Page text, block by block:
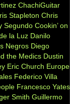
ChachiGuitar
Stapleton Chris
Segundo Cookin’ on
la Luz Danilo
Negros Diego
the Medics Dustin
Eric Church Europe
Federico Villa
Francesco Yates
Smith Guillermo